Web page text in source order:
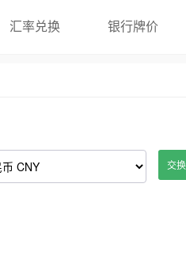
汇率兑换 银行牌价
交换